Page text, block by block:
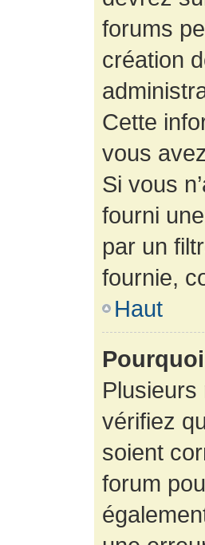
forums
création
Cette
vous
Si vous
fourni
par un
fournie,
Haut
vérifiez
soient
forum